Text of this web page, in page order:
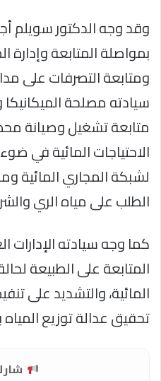
وقد وجه الدكتور سويلم
بمواصلة المتابعة
ومتابعة التصرفات على
سيادته مصلحة
متابعة تشغيل وصيانة
الاحتياجات المائية في
لشبكة المجاري المائية
الطلب على مياه الري
كما وجه سيادته الإدارات
المتابعة على الطبيعة
المائية، والتشديد على
تحقيق عدالة توزيع المياه